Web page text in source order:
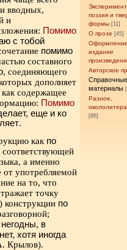
поэзия и
формы [11]
О прозе [45]
издание
Авторское
материалы
Разное,
[86]
вводных,
и
Помимо
с тобой
помимо
составного
, соединяющего
дополняет
как содержащее
Помимо
еще и ко
.
как по
соответствующей
а именно
от употребляемой
на то, что
точку
конструкции по
в
хотя иногда
Крылов).